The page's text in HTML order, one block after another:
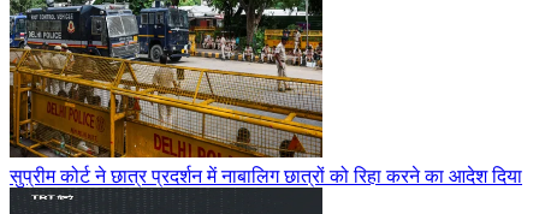
सुप्रीम कोर्ट ने छात्र प्रदर्शन में नाबालिग छात्रों को रिहा करने का आदेश दिया